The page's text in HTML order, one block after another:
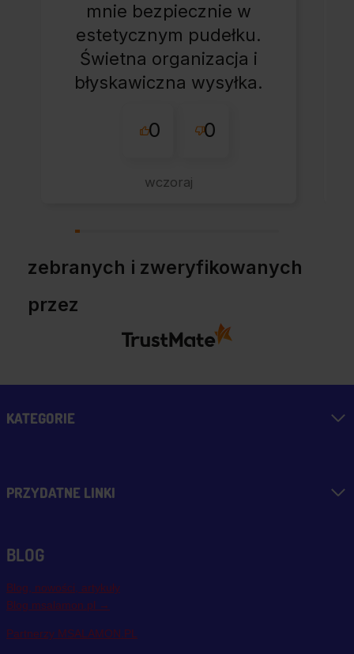
mnie bezpiecznie w
estetycznym pudełku.
Świetna organizacja i
błyskawiczna wysyłka.
sklepu nie pierwszy
wszystko perfekt.
0 0
wczoraj
zebranych i zweryfikowanych
przez
KATEGORIE
PRZYDATNE LINKI
BLOG
Blog, nowości, artykuły
Blog msalamon.pl →
Partnerzy MSALAMON.PL